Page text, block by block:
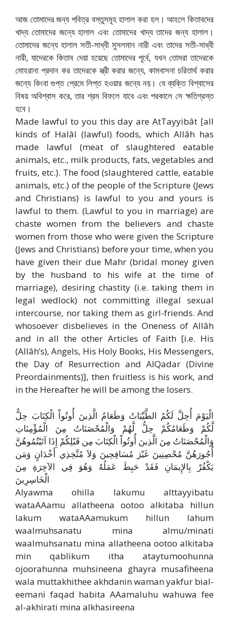
আজ তোমাদের জন্য পবিত্র বস্তুসমূহ হালাল করা হল। আহলে কিতাবদের
খাদ্য তোমাদের জন্যে হালাল এবং তোমাদের খাদ্য তাদের জন্য হালাল।
তোমাদের জন্যে হালাল সতী-সাধ্বী মুসলমান নারী এবং তাদের সতী-সাধ্বী
নারী, যাদেরকে কিতাব দেয়া হয়েছে তোমাদের পূর্বে, যখন তোমরা তাদেরকে
মোহরানা প্রদান কর তাদেরকে স্ত্রী করার জন্যে, কামবাসনা চরিতার্থ করার
জন্যে কিংবা গুপ্ত প্রেমে লিপ্ত হওয়ার জন্যে নয়। যে ব্যক্তি বিশ্বাসের
বিষয় অবিশ্বাস করে, তার শ্রম বিফলে যাবে এবং পরকালে সে ক্ষতিগ্রস্ত
হবে।
Made lawful to you this day are At­Tayyibât [all
kinds of Halâl (lawful) foods, which Allâh has
made lawful (meat of slaughtered eatable
animals, etc., milk products, fats, vegetables and
fruits, etc.). The food (slaughtered cattle, eatable
animals, etc.) of the people of the Scripture (Jews
and Christians) is lawful to you and yours is
lawful to them. (Lawful to you in marriage) are
chaste women from the believers and chaste
women from those who were given the Scripture
(Jews and Christians) before your time, when you
have given their due Mahr (bridal money given
by the husband to his wife at the time of
marriage), desiring chastity (i.e. taking them in
legal wedlock) not committing illegal sexual
intercourse, nor taking them as girl-friends. And
whosoever disbelieves in the Oneness of Allâh
and in all the other Articles of Faith [i.e. His
(Allâh’s), Angels, His Holy Books, His Messengers,
the Day of Resurrection and Al­Qadar (Divine
Preordainments)], then fruitless is his work, and
in the Hereafter he will be among the losers.
الْيَوْمَ أُحِلَّ لَكُمُ الطَّيِّبَاتُ وَطَعَامُ الَّذِينَ أُوتُواْ الْكِتَابَ حِلٌّ
لَّكُمْ وَطَعَامُكُمْ حِلُّ لَّهُمْ وَالْمُحْصَنَاتُ مِنَ الْمُؤْمِنَاتِ
وَالْمُحْصَنَاتُ مِنَ الَّذِينَ أُوتُواْ الْكِتَابَ مِن قَبْلِكُمْ إِذَا آتَيْتُمُوهُنَّ
أُجُورَهُنَّ مُحْصِنِينَ غَيْرَ مُسَافِحِينَ وَلاَ مُتَّخِذِي أَخْدَانٍ وَمَن
يَكْفُرْ بِالإِيمَانِ فَقَدْ حَبِطَ عَمَلُهُ وَهُوَ فِي الآخِرَةِ مِنَ
الْخَاسِرِينَ
Alyawma ohilla lakumu alttayyibatu
wataAAamu allatheena ootoo alkitaba hillun
lakum wataAAamukum hillun lahum
waalmuhsanatu mina almu/minati
waalmuhsanatu mina allatheena ootoo alkitaba
min qablikum itha ataytumoohunna
ojoorahunna muhsineena ghayra musafiheena
wala muttakhithee akhdanin waman yakfur bial-
eemani faqad habita AAamaluhu wahuwa fee
al-akhirati mina alkhasireena